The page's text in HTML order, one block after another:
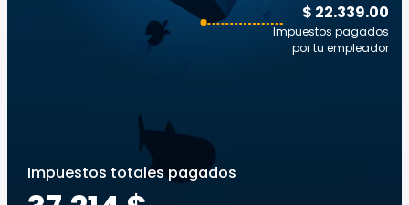
$ 22.339.00
Impuestos pagados
por tu empleador
Impuestos totales pagados